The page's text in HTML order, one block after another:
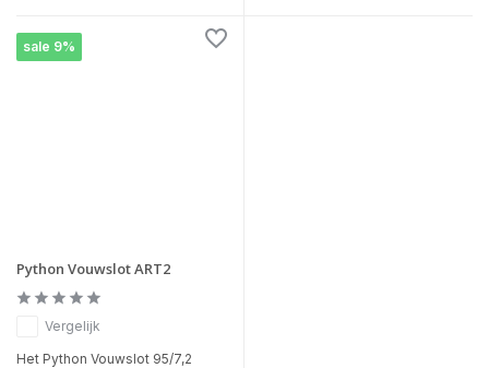
sale 9%
Python Vouwslot ART2
Vergelijk
Het Python Vouwslot 95/7,2